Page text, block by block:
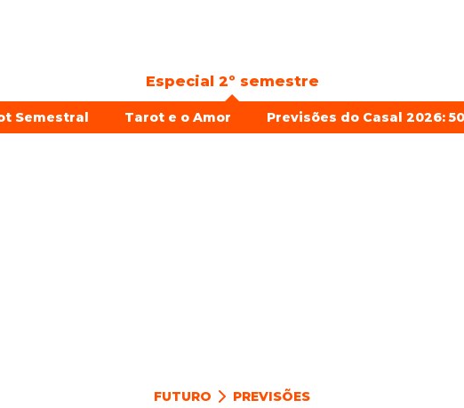
Especial 2º semestre
Semestral Tarot e o Amor Previsões do Casal 2026:
FUTURO PREVISÕES